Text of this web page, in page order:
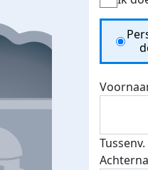
Tussenv.